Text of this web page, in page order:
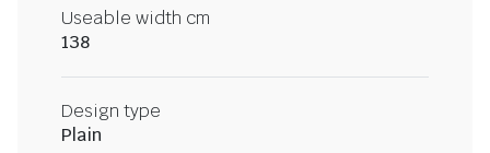
Useable width cm
138
Design type
Plain